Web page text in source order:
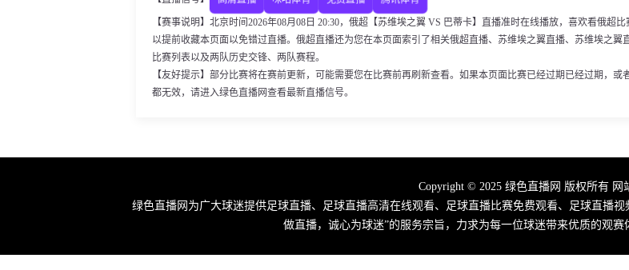
【赛事说明】北京时间2026年08月08日 20:30，俄超【苏维埃之翼 VS 巴蒂卡】直播准时在线播放，喜欢看俄超比
以提前收藏本页面以免错过直播。俄超直播还为您在本页面索引了相关俄超直播、苏维埃之翼直播、苏维埃之翼
比赛列表以及两队历史交锋、两队赛程。
【友好提示】部分比赛将在赛前更新，可能需要您在比赛前再刷新查看。如果本页面比赛已经过期已经过期，或
都无效，请进入绿色直播网查看最新直播信号。
Copyright © 2025 绿色直播网 版权所有 网
绿色直播网为广大球迷提供足球直播、足球直播高清在线观看、足球直播比赛免费观看、足球直播
做直播，诚心为球迷”的服务宗旨，力求为每一位球迷带来优质的观赛